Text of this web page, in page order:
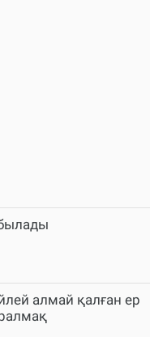
алмай қалған ер